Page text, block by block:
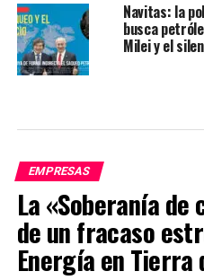
Navitas: la
busca
Milei y el
EMPRESAS
La «Soberanía
de un fracaso
Energía en Tierra